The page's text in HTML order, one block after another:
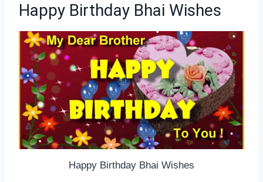
Happy Birthday Bhai Wishes
Happy Birthday Bhai Wishes